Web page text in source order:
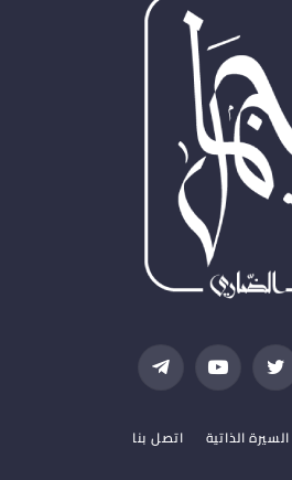
تويتر يوتيوب تيلقرام
السيرة الذاتية اتصل بنا